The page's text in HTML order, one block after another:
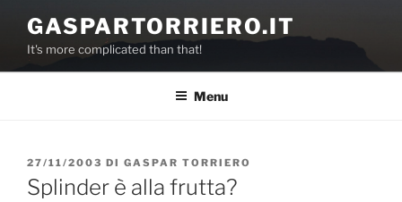
contenuto
GASPARTORRIERO.IT
It's more complicated than that!
Menu
PUBBLICATO
IL
27/11/2003 DI GASPAR TORRIERO
Splinder è alla frutta?